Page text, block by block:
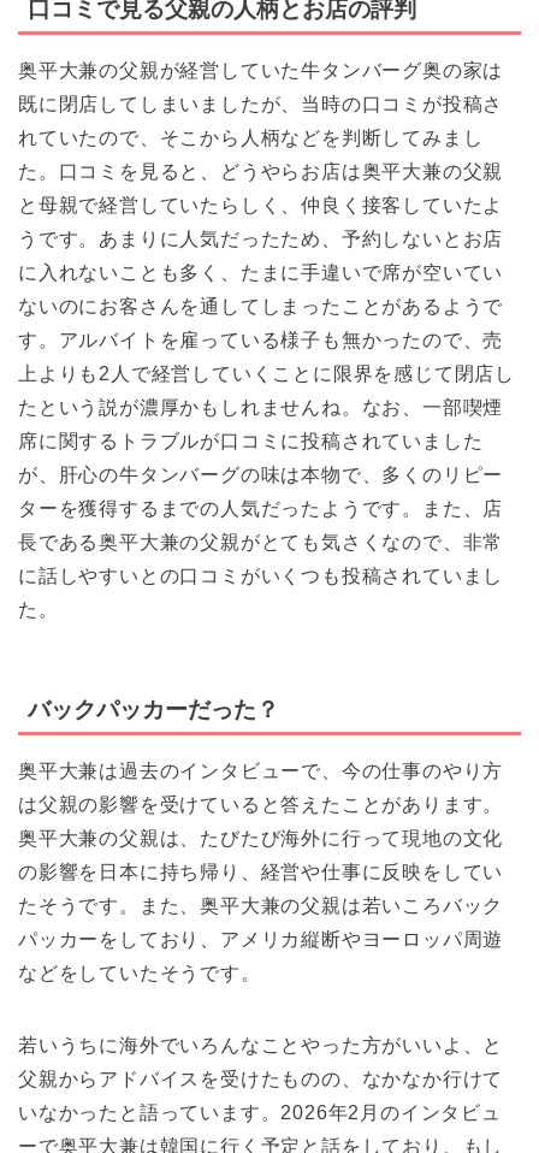
口コミで見る父親の人柄とお店の評判
奥平大兼の父親が経営していた牛タンバーグ奥の家は
既に閉店してしまいましたが、当時の口コミが投稿さ
れていたので、そこから人柄などを判断してみまし
た。口コミを見ると、どうやらお店は奥平大兼の父親
と母親で経営していたらしく、仲良く接客していたよ
うです。あまりに人気だったため、予約しないとお店
に入れないことも多く、たまに手違いで席が空いてい
ないのにお客さんを通してしまったことがあるようで
す。アルバイトを雇っている様子も無かったので、売
上よりも2人で経営していくことに限界を感じて閉店し
たという説が濃厚かもしれませんね。なお、一部喫煙
席に関するトラブルが口コミに投稿されていました
が、肝心の牛タンバーグの味は本物で、多くのリピー
ターを獲得するまでの人気だったようです。また、店
長である奥平大兼の父親がとても気さくなので、非常
に話しやすいとの口コミがいくつも投稿されていまし
た。
バックパッカーだった？
奥平大兼は過去のインタビューで、今の仕事のやり方
は父親の影響を受けていると答えたことがあります。
奥平大兼の父親は、たびたび海外に行って現地の文化
の影響を日本に持ち帰り、経営や仕事に反映をしてい
たそうです。また、奥平大兼の父親は若いころバック
パッカーをしており、アメリカ縦断やヨーロッパ周遊
などをしていたそうです。
若いうちに海外でいろんなことやった方がいいよ、と
父親からアドバイスを受けたものの、なかなか行けて
いなかったと語っています。2026年2月のインタビュ
ーで奥平大兼は韓国に行く予定と話をしており、もし